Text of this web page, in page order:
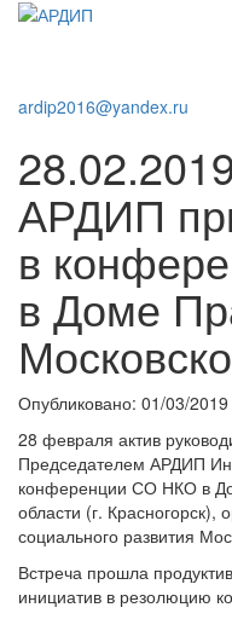
ardip2016@yandex.ru
АРДИП
в
в Доме
Опубликовано: 01/03/2019
28 февраля актив
Председателем АРДИП
конференции СО НКО в
области (г. Красногорск),
социального развития
Встреча прошла
инициатив в резолюцию